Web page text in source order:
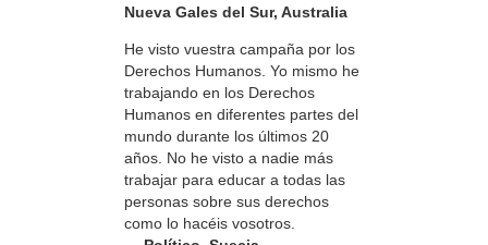
Nueva Gales del Sur, Australia
He visto vuestra campaña por los
Derechos Humanos. Yo mismo he
trabajando en los Derechos
Humanos en diferentes partes del
mundo durante los últimos 20
años. No he visto a nadie más
trabajar para educar a todas las
personas sobre sus derechos
como lo hacéis vosotros.